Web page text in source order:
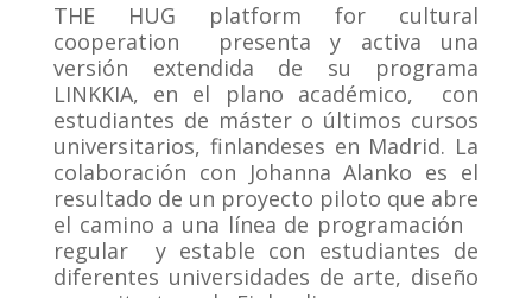
THE HUG platform for cultural
cooperation presenta y activa una
versión extendida de su programa
LINKKIA, en el plano académico, con
estudiantes de máster o últimos cursos
universitarios, finlandeses en Madrid. La
colaboración con Johanna Alanko es el
resultado de un proyecto piloto que abre
el camino a una línea de programación
regular y estable con estudiantes de
diferentes universidades de arte, diseño